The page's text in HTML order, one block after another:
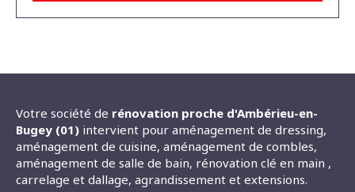
Votre société de rénovation proche d'Ambérieu-en-
Bugey (01) intervient pour aménagement de dressing,
aménagement de cuisine, aménagement de combles,
aménagement de salle de bain, rénovation clé en main ,
carrelage et dallage, agrandissement et extensions.